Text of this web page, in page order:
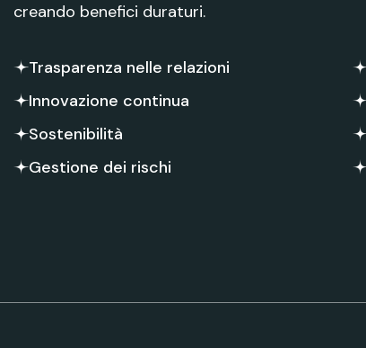
creando benefici duraturi.
Trasparenza nelle relazioni
Innovazione continua
Sostenibilità
Gestione dei rischi